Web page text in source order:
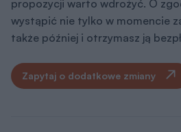
propozycji warto wdrożyć. O
wystąpić nie tylko w momencie
także później i otrzymasz ją
Zapytaj o dodatkowe zmiany